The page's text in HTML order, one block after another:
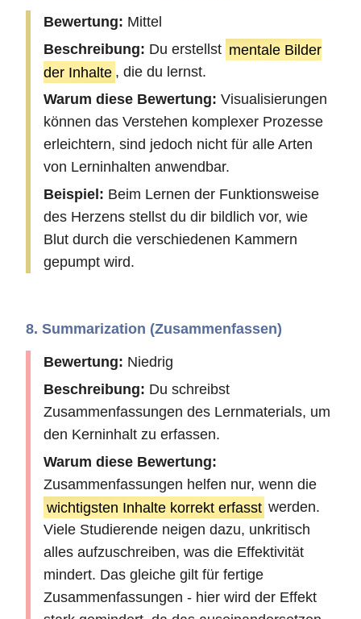
Bewertung: Mittel
Beschreibung: Du erstellst mentale Bilder
der Inhalte , die du lernst.
Warum diese Bewertung: Visualisierungen
können das Verstehen komplexer Prozesse
erleichtern, sind jedoch nicht für alle Arten
von Lerninhalten anwendbar.
Beispiel: Beim Lernen der Funktionsweise
des Herzens stellst du dir bildlich vor, wie
Blut durch die verschiedenen Kammern
gepumpt wird.
8. Summarization (Zusammenfassen)
Bewertung: Niedrig
Beschreibung: Du schreibst
Zusammenfassungen des Lernmaterials, um
den Kerninhalt zu erfassen.
Warum diese Bewertung:
Zusammenfassungen helfen nur, wenn die
wichtigsten Inhalte korrekt erfasst werden.
Viele Studierende neigen dazu, unkritisch
alles aufzuschreiben, was die Effektivität
mindert. Das gleiche gilt für fertige
Zusammenfassungen - hier wird der Effekt